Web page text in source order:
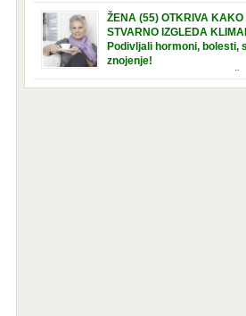
zbrinuta u hraniteljskoj porodici. Sada, u
godini, dočekala je momenat usvajanja,
dobiti novu, stalnu porodicu. Ovaj dan je
veoma poseban za djevojčicu i njenu novu
porodicu, ali je uskoro postao još čarobniji,
ŽENA (55) OTKRIVA KAKO
STVARNO IZGLEDA
Podivljali hormoni, bolesti,
znojenje!
“Bila sam slomljena,
se o tome da ću uskoro izgledati kao da